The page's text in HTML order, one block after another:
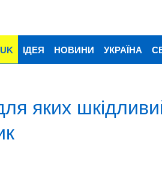
UK ІДЕЯ НОВИНИ УКРАЇНА
яких